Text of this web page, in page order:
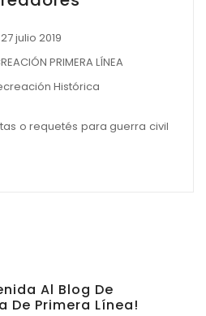
27 julio 2019
PRIMERA LÍNEA
Histórica
o requetés para guerra civil
Al Blog De
De Primera Línea!